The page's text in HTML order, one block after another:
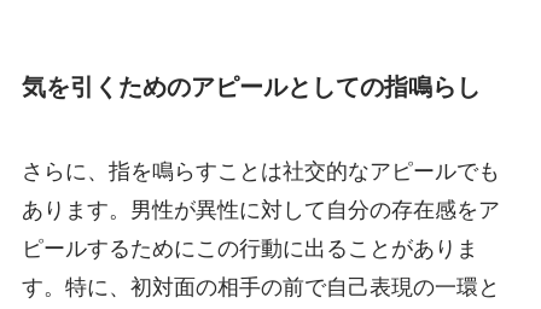
気を引くためのアピールとしての指鳴らし
さらに、指を鳴らすことは社交的なアピールでも
あります。男性が異性に対して自分の存在感をア
ピールするためにこの行動に出ることがありま
す。特に、初対面の相手の前で自己表現の一環と